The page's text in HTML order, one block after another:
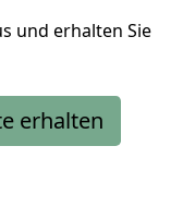
und erhalten Sie
erhalten